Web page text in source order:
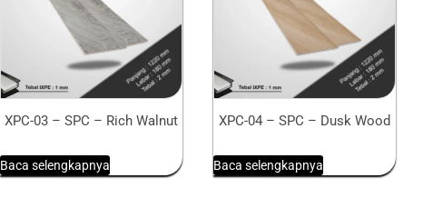
XPC-03 – SPC – Rich Walnut
Baca selengkapnya
XPC-04 – SPC – Dusk Wood
Baca selengkapnya